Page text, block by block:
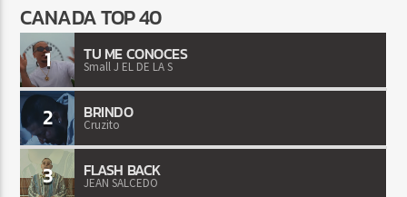
CANADA TOP 40
1 TU ME CONOCES
Small J EL DE LA S
2 BRINDO
Cruzito
3 FLASH BACK
JEAN SALCEDO